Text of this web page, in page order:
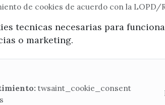
turismo@velezmalaga.es
de cookies de acuerdo con la LOPD/
tecnicas necesarias para
o marketing.
twsaint_cookie_consent